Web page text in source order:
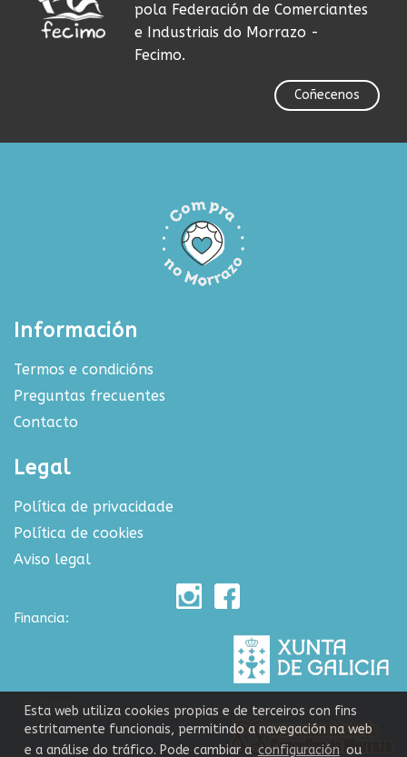
pola Federación de Comerciantes
e Industriais do Morrazo -
Fecimo.
Coñecenos
Información
Termos e condicións
Preguntas frecuentes
Contacto
Legal
Política de privacidade
Política de cookies
Aviso legal
Financia:
Colabora:
Esta web utiliza cookies propias e de terceiros con fins
estritamente funcionais, permitindo a navegación na web
e a análise do tráfico. Pode cambiar a configuración ou